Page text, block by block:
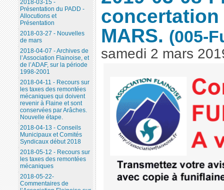
concertation
MARS. (005-
samedi 2 mars
2018-03-15 -
Présentation du PADD -
Allocutions et
Présentation
2018-03-27 - Nouvelles
de mars
2018-04-07 - Archives de
l’Association Flainoise, et
de l’ADAF, sur la période
1998-2001
2018-04-11 - Recours sur
les taxes des remontées
mécaniques qui doivent
revenir à Flaine et sont
conservées par Arâches.
Nouvelle étape.
2018-04-13 - Conseils
Municipaux et Comités
Syndicaux début 2018
2018-05-12 - Recours sur
les taxes des remontées
mécaniques
2018-05-22-
Commentaires de